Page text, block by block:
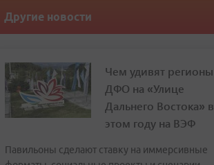
Другие новости
Чем удивят регионы
ДФО на «Улице
Дальнего Востока» в
этом году на ВЭФ
Павильоны сделают ставку на иммерсивные